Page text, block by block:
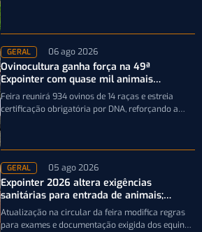
GERAL 06 ago 2026
Ovinocultura ganha força na 49ª
Expointer com quase mil animais
inscritos
Feira reunirá 934 ovinos de 14 raças e estreia
certificação obrigatória por DNA, reforçando a
GERAL 05 ago 2026
Expointer 2026 altera exigências
sanitárias para entrada de animais;
entenda
Atualização na circular da feira modifica regras
para exames e documentação exigida dos equinos